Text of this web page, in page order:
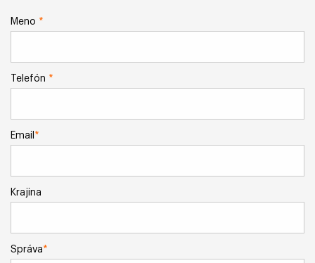
Meno *
Telefón *
Email *
Krajina
Správa*